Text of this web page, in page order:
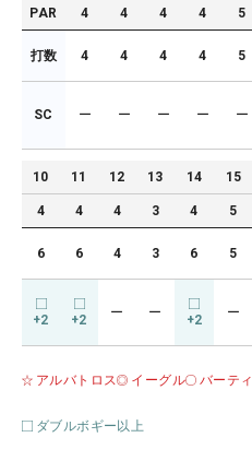
PAR 4 4 4 4 5
打数 4 4 4 4 5
SC ー ー ー ー ー
10 11 12 13 14 15
4 4 4 3 4 5
6 6 4 3 6 5
+2 +2 ー ー +2 ー
アルバトロス イーグル バーティ
ダブルボギー以上